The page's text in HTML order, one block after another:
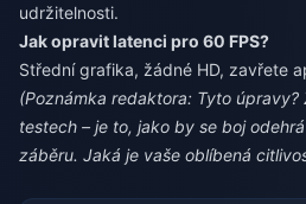
udržitelnosti.
Jak opravit latenci pro 60 FPS?
Střední grafika, žádné HD, zavřete
(Poznámka redaktora: Tyto úpravy?
testech – je to, jako by se boj
záběru. Jaká je vaše oblíbená